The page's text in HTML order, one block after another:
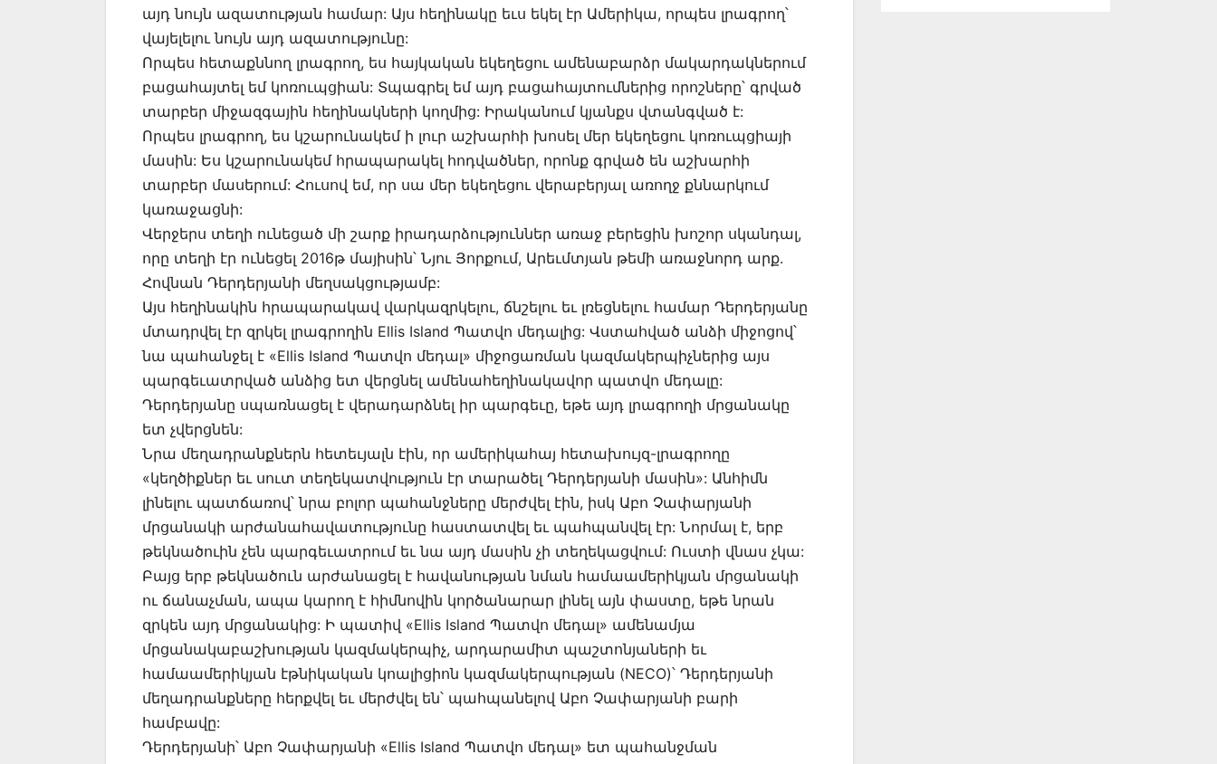
այդ նույն ազատության համար: Այս հեղինակը եւս եկել էր Ամերիկա, որպես լրագրող՝
վայելելու նույն այդ ազատությունը:
Որպես հետաքննող լրագրող, ես հայկական եկեղեցու ամենաբարձր մակարդակներում
բացահայտել եմ կոռուպցիան: Տպագրել եմ այդ բացահայտումներից որոշները՝ գրված
տարբեր միջազգային հեղինակների կողմից: Իրականում կյանքս վտանգված է:
Որպես լրագրող, ես կշարունակեմ ի լուր աշխարհի խոսել մեր եկեղեցու կոռուպցիայի
մասին: Ես կշարունակեմ հրապարակել հոդվածներ, որոնք գրված են աշխարհի
տարբեր մասերում: Հուսով եմ, որ սա մեր եկեղեցու վերաբերյալ առողջ քննարկում
կառաջացնի:
Վերջերս տեղի ունեցած մի շարք իրադարձություններ առաջ բերեցին խոշոր սկանդալ,
որը տեղի էր ունեցել 2016թ մայիսին՝ Նյու Յորքում, Արեւմտյան թեմի առաջնորդ արք.
Հովնան Դերդերյանի մեղսակցությամբ:
Այս հեղինակին հրապարակավ վարկազրկելու, ճնշելու եւ լռեցնելու համար Դերդերյանը
մտադրվել էր զրկել լրագրողին Ellis Island Պատվո մեդալից: Վստահված անձի միջոցով՝
նա պահանջել է «Ellis Island Պատվո մեդալ» միջոցառման կազմակերպիչներից այս
պարգեւատրված անձից ետ վերցնել ամենահեղինակավոր պատվո մեդալը:
Դերդերյանը սպառնացել է վերադարձնել իր պարգեւը, եթե այդ լրագրողի մրցանակը
ետ չվերցնեն:
Նրա մեղադրանքներն հետեւյալն էին, որ ամերիկահայ հետախույզ-լրագրողը
«կեղծիքներ եւ սուտ տեղեկատվություն էր տարածել Դերդերյանի մասին»: Անհիմն
լինելու պատճառով՝ նրա բոլոր պահանջները մերժվել էին, իսկ Աբո Չափարյանի
մրցանակի արժանահավատությունը հաստատվել եւ պահպանվել էր: Նորմալ է, երբ
թեկնածուին չեն պարգեւատրում եւ նա այդ մասին չի տեղեկացվում: Ուստի վնաս չկա:
Բայց երբ թեկնածուն արժանացել է հավանության նման համաամերիկյան մրցանակի
ու ճանաչման, ապա կարող է հիմնովին կործանարար լինել այն փաստը, եթե նրան
զրկեն այդ մրցանակից: Ի պատիվ «Ellis Island Պատվո մեդալ» ամենամյա
մրցանակաբաշխության կազմակերպիչ, արդարամիտ պաշտոնյաների եւ
համաամերիկյան էթնիկական կոալիցիոն կազմակերպության (NECO)՝ Դերդերյանի
մեղադրանքները հերքվել եւ մերժվել են՝ պահպանելով Աբո Չափարյանի բարի
համբավը:
Դերդերյանի՝ Աբո Չափարյանի «Ellis Island Պատվո մեդալ» ետ պահանջման